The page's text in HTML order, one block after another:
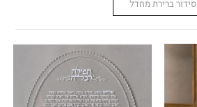
סידור ברירת מחדל